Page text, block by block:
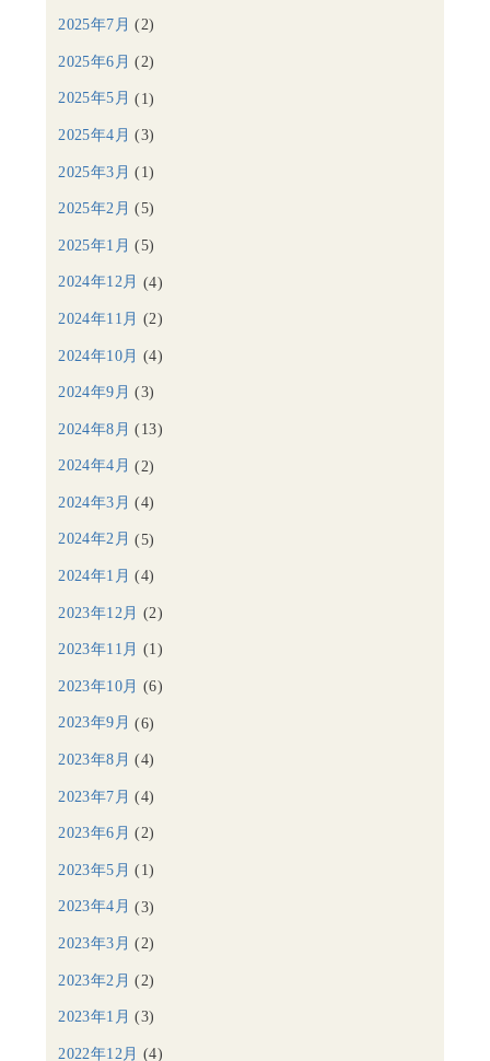
2025年7月 (2)
2025年6月 (2)
2025年5月 (1)
2025年4月 (3)
2025年3月 (1)
2025年2月 (5)
2025年1月 (5)
2024年12月 (4)
2024年11月 (2)
2024年10月 (4)
2024年9月 (3)
2024年8月 (13)
2024年4月 (2)
2024年3月 (4)
2024年2月 (5)
2024年1月 (4)
2023年12月 (2)
2023年11月 (1)
2023年10月 (6)
2023年9月 (6)
2023年8月 (4)
2023年7月 (4)
2023年6月 (2)
2023年5月 (1)
2023年4月 (3)
2023年3月 (2)
2023年2月 (2)
2023年1月 (3)
2022年12月 (4)